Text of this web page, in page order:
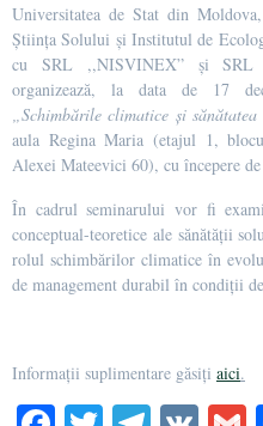
Universitatea de Stat din
Știința Solului și Institutul de
cu SRL ,,NISVINEX” și SRL
organizează, la data de 17
„Schimbările climatice și
aula Regina Maria (etajul 1,
Alexei Mateevici 60), cu începere
În cadrul seminarului vor fi
conceptual-teoretice ale sănătății
rolul schimbărilor climatice în
de management durabil în condiții
Informații suplimentare găsiți aici.